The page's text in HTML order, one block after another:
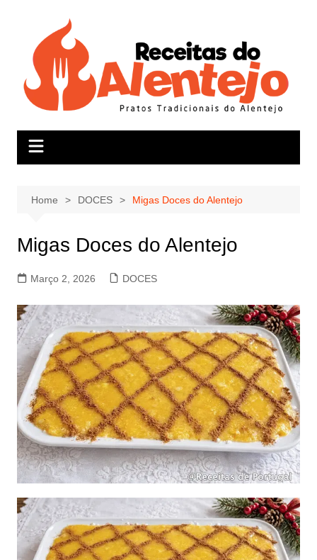
Home DOCES Migas Doces do Alentejo
Migas Doces do Alentejo
Março 2, 2026 DOCES